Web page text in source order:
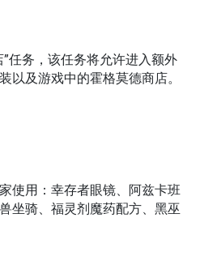
任务，该任务将允许进入额外
以及游戏中的霍格莫德商店。
使用：幸存者眼镜、阿兹卡班
坐骑、福灵剂魔药配方、黑巫